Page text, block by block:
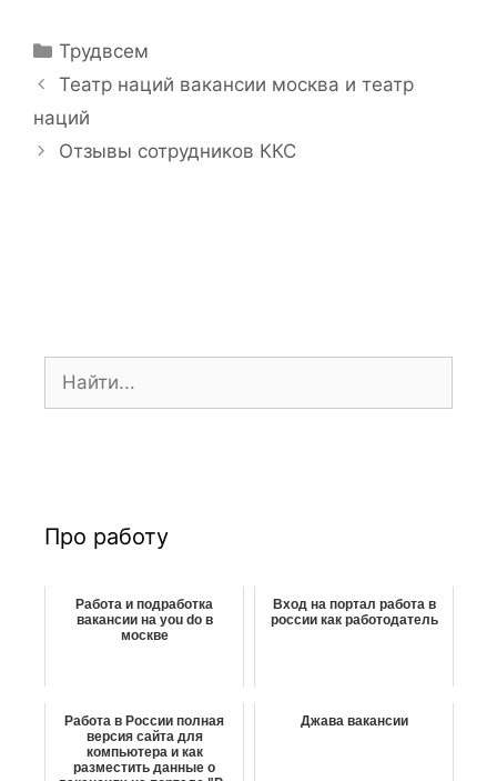
Р
у
р
и
Трудвсем
Н
а
Театр наций вакансии москва и театр
наций
Отзывы сотрудников ККС
Про работу
Работа и подработка
вакансии на you do в
москве
Вход на портал работа в
россии как работодатель
Работа в России полная
версия сайта для
компьютера и как
разместить данные о
Джава вакансии